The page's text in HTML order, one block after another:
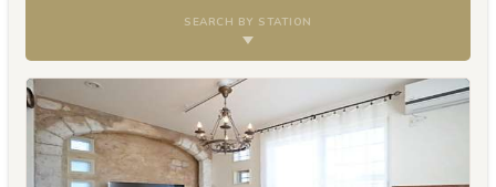
SEARCH BY STATION